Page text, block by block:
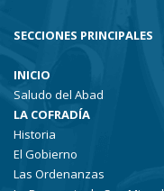
SECCIONES PRINCIPALES
INICIO
Saludo del Abad
LA COFRADÍA
Historia
El Gobierno
Las Ordenanzas